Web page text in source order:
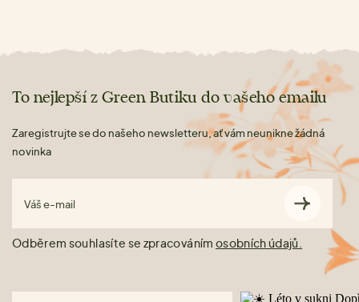
To nejlepší z Green Butiku do vašeho emailu
Zaregistrujte se do našeho newsletteru, ať vám neunikne žádná
novinka
Váš e-mail
Odběrem souhlasíte se zpracováním osobních údajů.